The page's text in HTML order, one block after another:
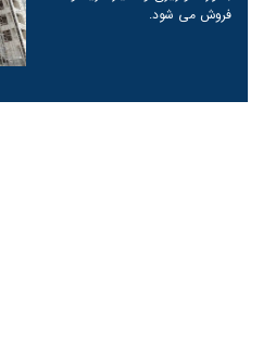
فروش می شود.